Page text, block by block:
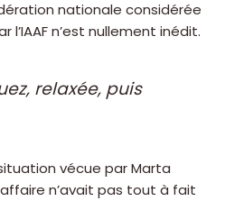
nationale considérée
n’est nullement inédit.
relaxée, puis
vécue par Marta
n’avait pas tout à fait